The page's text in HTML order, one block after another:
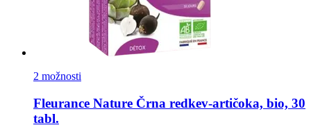
2 možnosti
Fleurance Nature Črna redkev-​artičoka, bio, 30
tabl.